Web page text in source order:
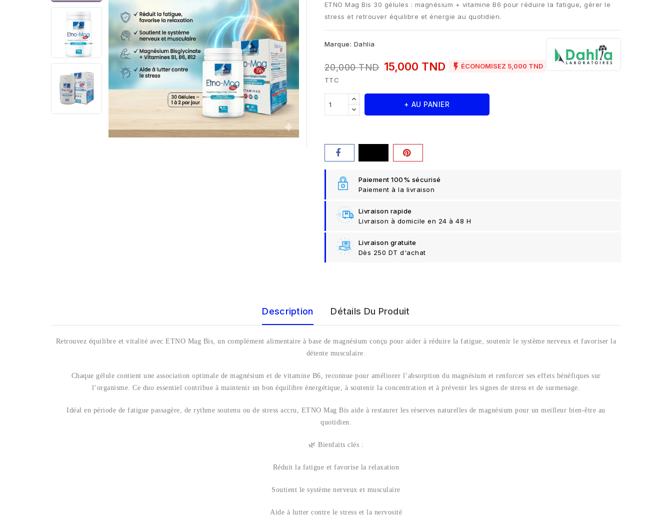
ETNO Mag Bis 30 gélules : magnésium + vitamine B6 pour réduire la fatigue, gérer le
stress et retrouver équilibre et énergie au quotidien.
Marque: Dahlia
20,000 TND 15,000 TND  ÉCONOMISEZ 5,000 TND
TTC
+ AU PANIER
Paiement 100% sécurisé
Paiement à la livraison
Livraison rapide
Livraison à domicile en 24 à 48 H
Livraison gratuite
Dès 250 DT d'achat
Description Détails Du Produit
Retrouvez équilibre et vitalité avec ETNO Mag Bis, un complément alimentaire à base de magnésium conçu pour aider à réduire la fatigue, soutenir le système nerveux et favoriser la
détente musculaire.
Chaque gélule contient une association optimale de magnésium et de vitamine B6, reconnue pour améliorer l’absorption du magnésium et renforcer ses effets bénéfiques sur
l’organisme. Ce duo essentiel contribue à maintenir un bon équilibre énergétique, à soutenir la concentration et à prévenir les signes de stress et de surmenage.
Idéal en période de fatigue passagère, de rythme soutenu ou de stress accru, ETNO Mag Bis aide à restaurer les réserves naturelles de magnésium pour un meilleur bien-être au
quotidien.
🌿 Bienfaits clés :
Réduit la fatigue et favorise la relaxation
Soutient le système nerveux et musculaire
Aide à lutter contre le stress et la nervosité